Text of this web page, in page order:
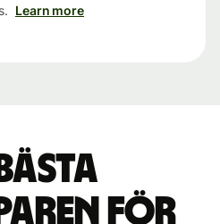
Learn more
för